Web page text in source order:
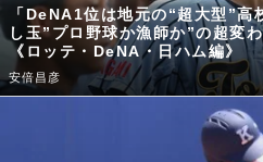
「DeNA1位は地元の“超大型”
し玉”プロ野球か漁師か”の超変
《ロッテ・DeNA・日ハム編》
安倍昌彦